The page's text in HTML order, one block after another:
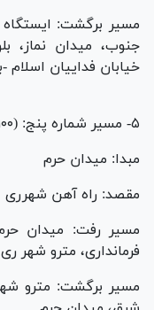
مسیر برگشت: ایستگاه
جنوب، میدان نماز،
خیابان فداییان اسلام
۵- مسیر شماره پنج: (۱۰۰ دستگاه)
مبدا: میدان حرم
مقصد: راه آهن شهرری
مسیر رفت: میدان
فرمانداری، مترو شهر ری
مسیر برگشت: مترو